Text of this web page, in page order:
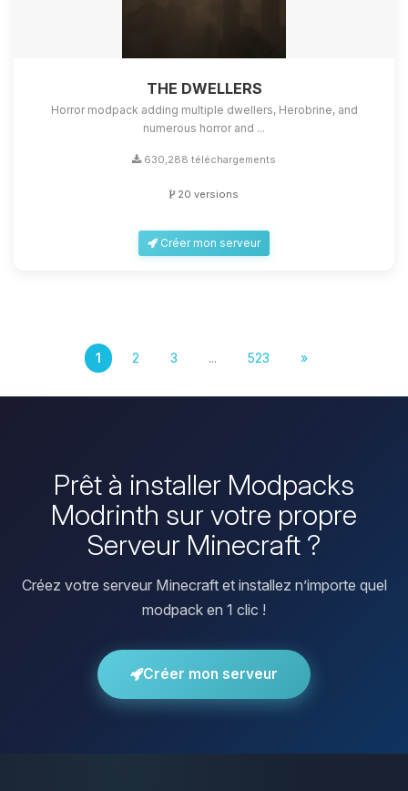
THE DWELLERS
Horror modpack adding multiple dwellers, Herobrine, and
numerous horror and ...
630,288 téléchargements
20 versions
Créer mon serveur
1 2 3 ... 523 »
Prêt à installer Modpacks
Modrinth sur votre propre
Serveur Minecraft ?
Créez votre serveur Minecraft et installez n’importe quel
modpack en 1 clic !
Créer mon serveur